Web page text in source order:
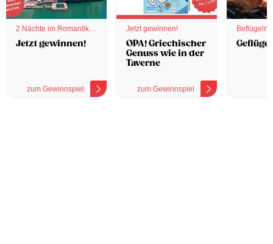
2 Nächte im Romantik
Hotel
Jetzt gewinnen!
zum Gewinnspiel
Jetzt gewinnen!
OPA! Griechischer
Genuss wie in der
Taverne
zum Gewinnspiel